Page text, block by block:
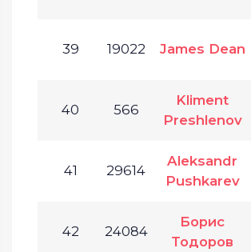
39 19022 James Dean
40 566
Kliment
Preshlenov
41 29614
Aleksandr
Pushkarev
42 24084
Борис
Тодоров